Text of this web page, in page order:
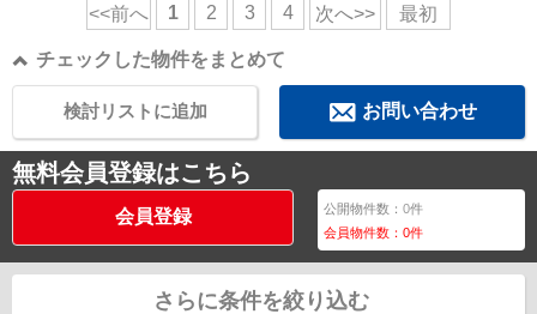
<<前へ 1 2 3 4 次へ>> 最初
チェックした物件をまとめて
お問い合わせ
検討リストに追加
無料会員登録はこちら
会員登録 公開物件数：0件
会員物件数：0件
さらに条件を絞り込む